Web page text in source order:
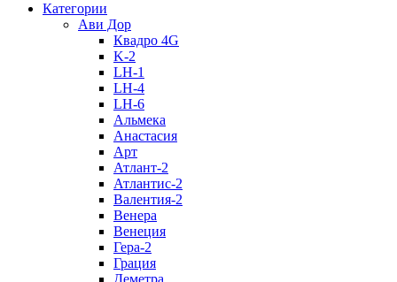
Категории
Ави Дор
Квадро 4G
K-2
LH-1
LH-4
LH-6
Альмека
Анастасия
Арт
Атлант-2
Атлантис-2
Валентия-2
Венера
Венеция
Гера-2
Грация
Деметра